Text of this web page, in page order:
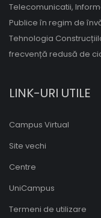
Telecomunicatii,
Publice în regim de
Tehnologia
frecvență redusă de
LINK-URI UTILE
Campus Virtual
Site vechi
Centre
UniCampus
Termeni de utilizare